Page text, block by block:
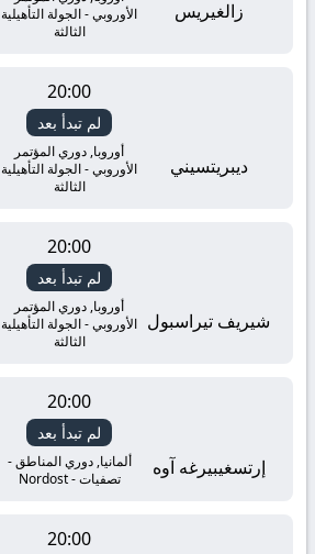
زالغيريس
الأوروبي - الجولة التأهيلية
الثالثة
ديبريتسيني
20:00
لم تبدأ بعد
أوروبا, دوري المؤتمر
الأوروبي - الجولة التأهيلية
الثالثة
شيريف تيراسبول
20:00
لم تبدأ بعد
أوروبا, دوري المؤتمر
الأوروبي - الجولة التأهيلية
الثالثة
إرتسغيبيرغه آوه
20:00
لم تبدأ بعد
ألمانيا, دوري المناطق -
تصفيات - Nordost
20:00